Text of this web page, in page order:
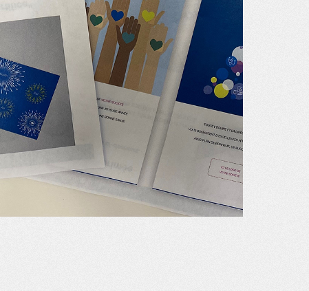
DES CARTES COMMANDER DES CARTES COMMANDER DES